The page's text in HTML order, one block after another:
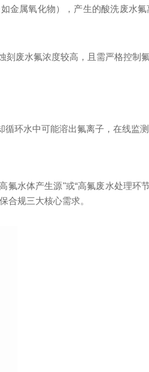
金属氧化物），产生的酸洗废水
废水氟浓度较高，且需严格控
环水中可能溶出氟离子，在线监
氟水体产生源"或“高氟废水处理
合规三大核心需求。